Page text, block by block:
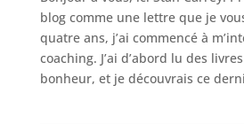
blog comme une lettre que je
quatre ans, j’ai commencé à
coaching. J’ai d’abord lu des
bonheur, et je découvrais ce